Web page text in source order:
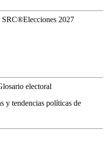
SRC®Elecciones 2027
electoral
y tendencias políticas de